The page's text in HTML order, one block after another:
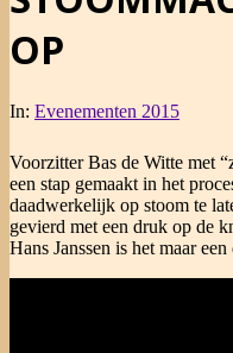
OP
In: Evenementen 2015
Voorzitter Bas de Witte met
een stap gemaakt in het
daadwerkelijk op stoom te
gevierd met een druk op de
Hans Janssen is het maar